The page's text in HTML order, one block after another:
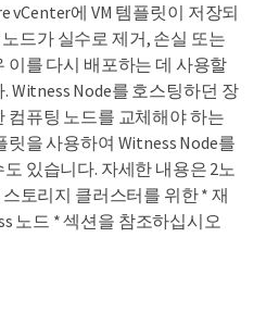
vCenter에 VM 템플릿이 저장되
노드가 실수로 제거, 손실 또는
이를 다시 배포하는 데 사용할
Witness Node를 호스팅하던 장
컴퓨팅 노드를 교체해야 하는
릿을 사용하여 Witness Node를
있습니다. 자세한 내용은 2노
스토리지 클러스터를 위한 * 재
노드 * 섹션을 참조하십시오